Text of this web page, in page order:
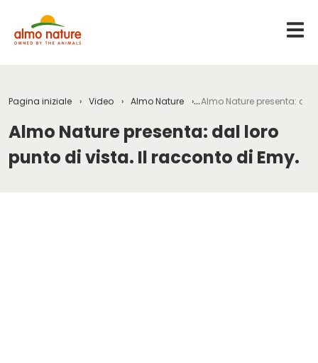
Pagina iniziale Video Almo Nature Almo Nature presenta:
Almo Nature presenta: dal loro
punto di vista. Il racconto di Emy.